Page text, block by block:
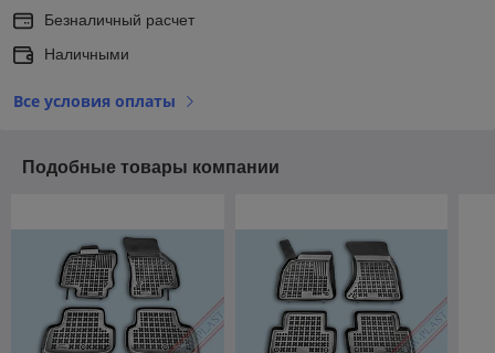
Безналичный расчет
Наличными
Все условия оплаты
Подобные товары компании